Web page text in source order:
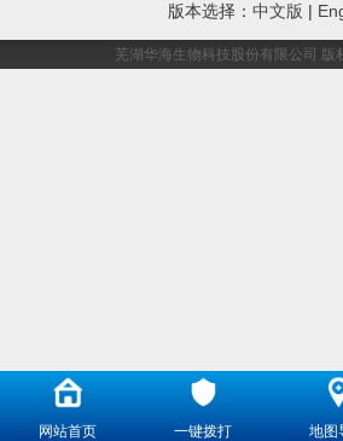
版本选择： 中文版 |
芜湖华海生物科技股份有限公司 版
网站首页 一键拨打 地图